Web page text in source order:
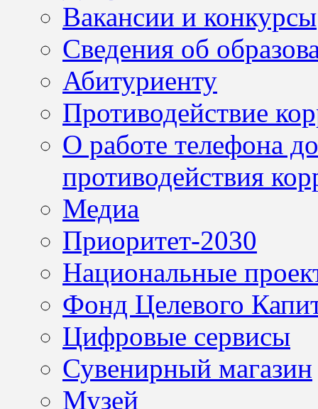
Вакансии и конкурсы
Сведения об
Абитуриенту
Противодействие
О работе телефона
противодействия
Медиа
Приоритет-2030
Национальные
Фонд Целевого
Цифровые сервисы
Сувенирный магазин
Музей